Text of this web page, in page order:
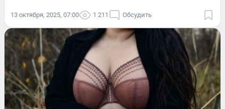
13 октября, 2025, 07:00 1 211 Обсудить